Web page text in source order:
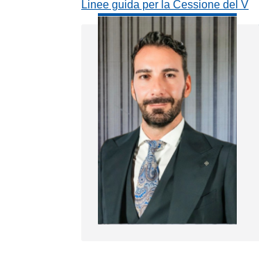
Linee guida per la Cessione del V